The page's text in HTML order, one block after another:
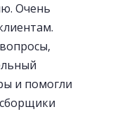
Очень
и помогли